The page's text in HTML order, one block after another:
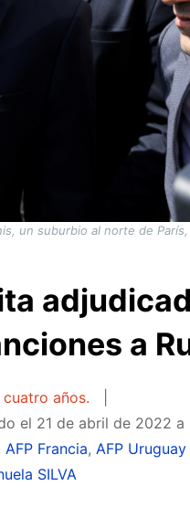
un suburbio al norte de
a
años.
el 21 de abril de 2022 a
AFP Francia, AFP Uruguay
SILVA